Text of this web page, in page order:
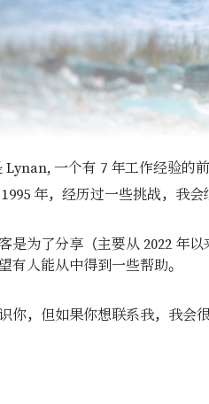
Lynan, 一个有 7 年工作经验的
年，经历过一些挑战，我会
是为了分享（主要从 2022 年
有人能从中得到一些帮助。
你，但如果你想联系我，我会